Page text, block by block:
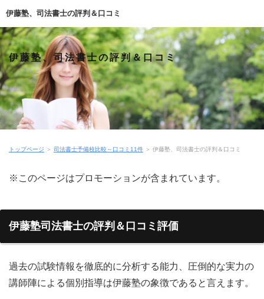
伊藤塾、司法書士の評判＆口コミ
伊藤塾、司法書士の評判＆口コミ
トップページ ＞ 司法書士予備校比較～口コミ11件 ＞ 伊藤塾、司法書士の評判＆口コミ
※このページはプロモーションが含まれています。
伊藤塾司法書士の評判＆口コミ評価
過去の試験情報を徹底的に分析する能力、圧倒的な実力の
講師陣による個別指導は伊藤塾の象徴であると言えます。